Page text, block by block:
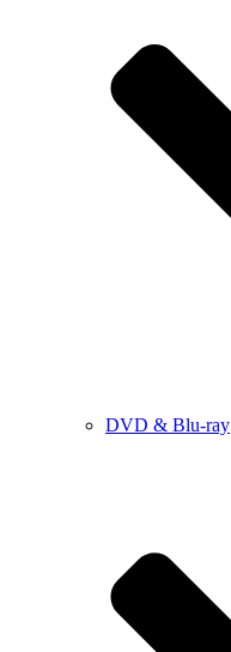
DVD & Blu-ray